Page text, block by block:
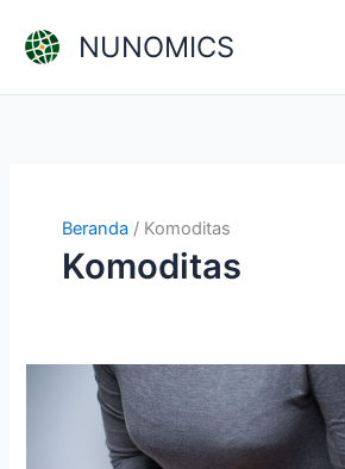
konten
NUNOMICS
Beranda Komoditas
Komoditas